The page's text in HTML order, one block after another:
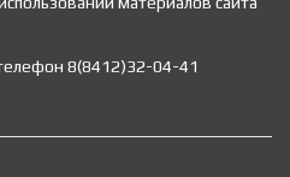
8(8412)32-04-41